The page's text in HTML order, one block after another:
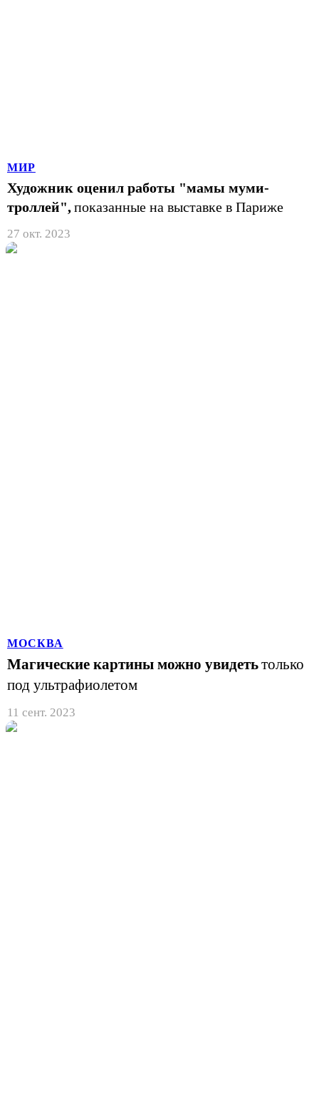
МИР
Художник оценил работы "мамы муми-
троллей",показанные на выставке в Париже
27 окт. 2023
МОСКВА
Магические картины можно увидетьтолько
под ультрафиолетом
11 сент. 2023